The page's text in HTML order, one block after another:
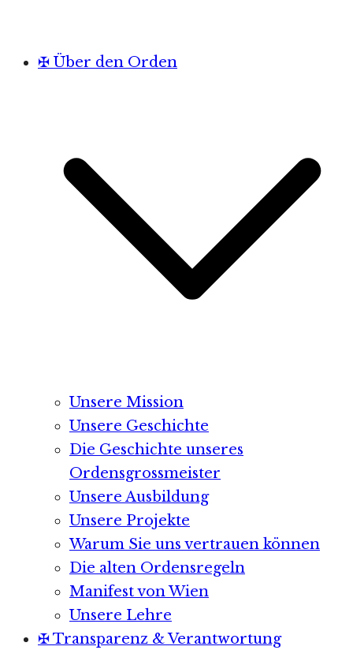
✠ Über den Orden
Unsere Mission
Unsere Geschichte
Die Geschichte unseres
Ordensgrossmeister
Unsere Ausbildung
Unsere Projekte
Warum Sie uns vertrauen können
Die alten Ordensregeln
Manifest von Wien
Unsere Lehre
✠ Transparenz & Verantwortung